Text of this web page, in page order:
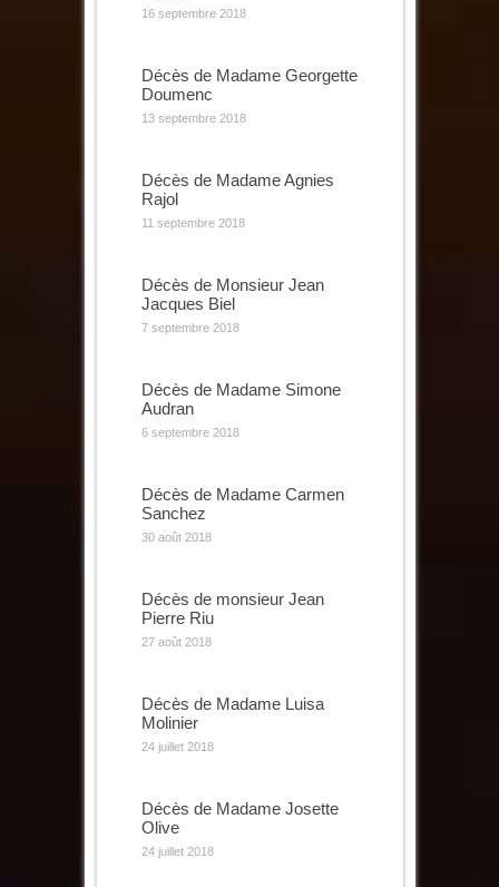
16 septembre 2018
Décès de Madame Georgette
Doumenc
13 septembre 2018
Décès de Madame Agnies
Rajol
11 septembre 2018
Décès de Monsieur Jean
Jacques Biel
7 septembre 2018
Décès de Madame Simone
Audran
6 septembre 2018
Décès de Madame Carmen
Sanchez
30 août 2018
Décès de monsieur Jean
Pierre Riu
27 août 2018
Décès de Madame Luisa
Molinier
24 juillet 2018
Décès de Madame Josette
Olive
24 juillet 2018